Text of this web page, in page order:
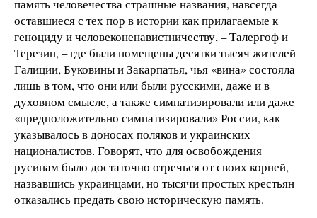
память человечества страшные названия, навсегда
оставшиеся с тех пор в истории как прилагаемые к
геноциду и человеконенавистничеству, – Талергоф и
Терезин, – где были помещены десятки тысяч жителей
Галиции, Буковины и Закарпатья, чья «вина» состояла
лишь в том, что они или были русскими, даже и в
духовном смысле, а также симпатизировали или даже
«предположительно симпатизировали» России, как
указывалось в доносах поляков и украинских
националистов. Говорят, что для освобождения
русинам было достаточно отречься от своих корней,
назвавшись украинцами, но тысячи простых крестьян
отказались предать свою историческую память.